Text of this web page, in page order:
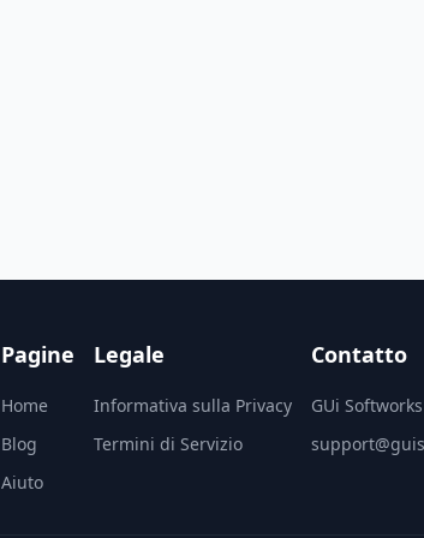
Pagine
Home
Blog
Aiuto
Legale
Informativa sulla Privacy
Termini di Servizio
Contatto
GUi Softworks